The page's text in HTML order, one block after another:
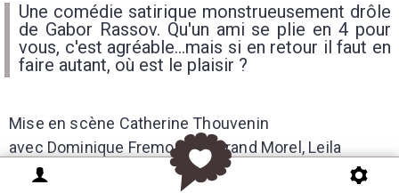
Une comédie satirique monstrueusement drôle
de Gabor Rassov. Qu'un ami se plie en 4 pour
vous, c'est agréable...mais si en retour il faut en
faire autant, où est le plaisir ?
Mise en scène Catherine Thouvenin
avec Dominique Fremont, Bertrand Morel, Leila
Nouichi, Eric Richy